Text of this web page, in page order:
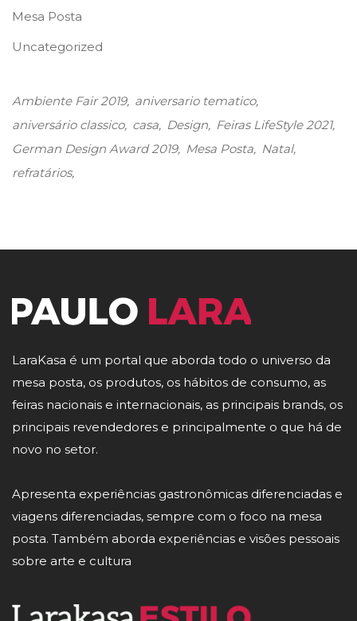
Mesa Posta
Uncategorized
Ambiente Fair 2019 aniversario tematico
aniversário classico casa Design
Feiras LifeStyle 2021
German Design Award 2019
Mesa Posta
Natal
refratários
LaraKasa é um portal que aborda todo o universo da
mesa posta, os produtos, os hábitos de consumo, as
feiras nacionais e internacionais, as principais brands, os
principais revendedores e principalmente o que há de
novo no setor.
Apresenta experiências gastronômicas diferenciadas e
viagens diferenciadas, sempre com o foco na mesa
posta. Também aborda experiências e visões pessoais
sobre arte e cultura